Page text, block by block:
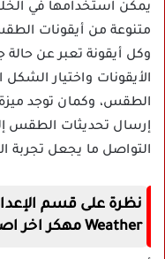
يمكن استخدامها في
متنوعة من أيقونات
وكل أيقونة تعبر عن
الأيقونات واختيار
الطقس، وكمان توجد ميزة
إرسال تحديثات الطقس
التواصل ما يجعل تجربة
Weather مهكر اخر اصدار